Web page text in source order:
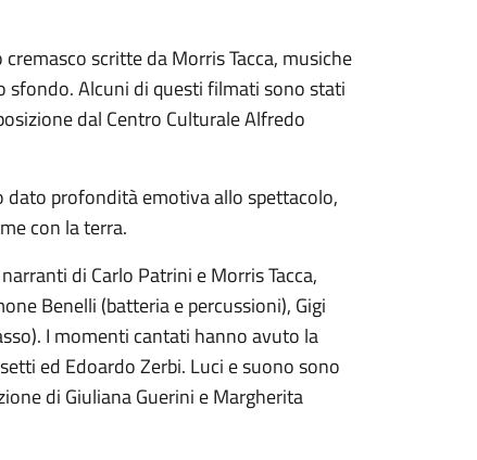
scritte da Morris Tacca, musiche
sfondo. Alcuni di questi filmati sono stati
dal Centro Culturale Alfredo
dato profondità emotiva allo spettacolo,
con la terra.
di Carlo Patrini e Morris Tacca,
Benelli (batteria e percussioni), Gigi
I momenti cantati hanno avuto la
ed Edoardo Zerbi. Luci e suono sono
di Giuliana Guerini e Margherita